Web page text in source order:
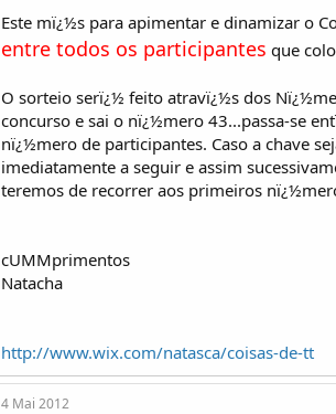
Este mï¿½s para apimentar e dinamizar o
entre todos os participantes que
O sorteio serï¿½ feito atravï¿½s dos
concurso e sai o nï¿½mero 43...passa-se
nï¿½mero de participantes. Caso a chave
imediatamente a seguir e assim
teremos de recorrer aos primeiros
cUMMprimentos
Natacha
http://www.wix.com/natasca/coisas-de-tt
4 Mai 2012